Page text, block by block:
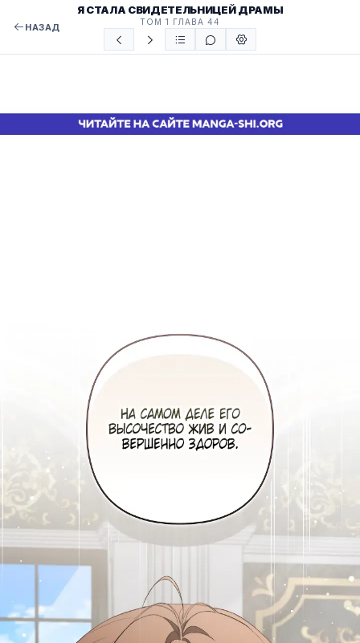
НАЗАД
Я СТАЛА СВИДЕТЕЛЬНИЦЕЙ ДРАМЫ
ТОМ 1 ГЛАВА 44